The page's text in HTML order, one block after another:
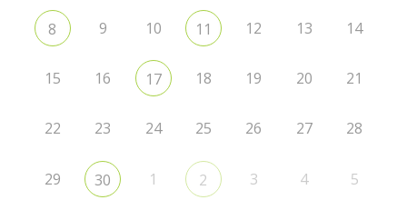
8 9 10 11 12 13 14
15 16 17 18 19 20 21
22 23 24 25 26 27 28
29 30 1 2 3 4 5